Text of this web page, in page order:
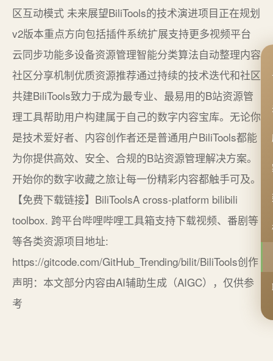
区互动模式 未来展望BiliTools的技术演进项目正在规划
v2版本重点方向包括插件系统扩展支持更多视频平台
云同步功能多设备资源管理智能分类算法自动整理内容
社区分享机制优质资源推荐通过持续的技术迭代和社区
共建BiliTools致力于成为最专业、最易用的B站资源管
理工具帮助用户构建属于自己的数字内容宝库。无论你
是技术爱好者、内容创作者还是普通用户BiliTools都能
为你提供高效、安全、合规的B站资源管理解决方案。
开始你的数字收藏之旅让每一份精彩内容都触手可及。
【免费下载链接】BiliToolsA cross-platform bilibili
toolbox. 跨平台哔哩哔哩工具箱支持下载视频、番剧等
等各类资源项目地址:
https://gitcode.com/GitHub_Trending/bilit/BiliTools创作
声明：本文部分内容由AI辅助生成（AIGC），仅供参
考